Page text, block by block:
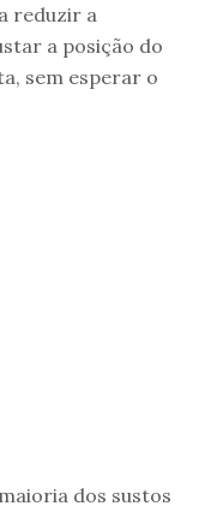
reduzir a
a posição do
sem esperar o
dos sustos